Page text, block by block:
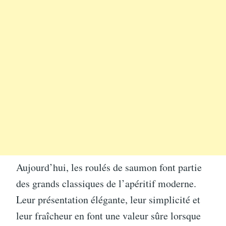
Aujourd’hui, les roulés de saumon font partie
des grands classiques de l’apéritif moderne.
Leur présentation élégante, leur simplicité et
leur fraîcheur en font une valeur sûre lorsque